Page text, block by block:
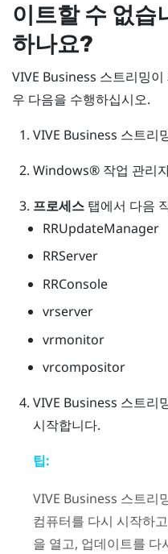
이트할 수 없습
하나요?
VIVE Business 스트리밍이
우 다음을 수행하십시오.
VIVE Business 스트리
Windows®작업 관리
프로세스탭에서 다음
RRUpdateManager
RRServer
RRConsole
vrserver
vrmonitor
vrcompositor
VIVE Business 스트리
시작합니다.
팁:
VIVE Business 스트리
컴퓨터를 다시 시작하
을 열고, 업데이트를 다